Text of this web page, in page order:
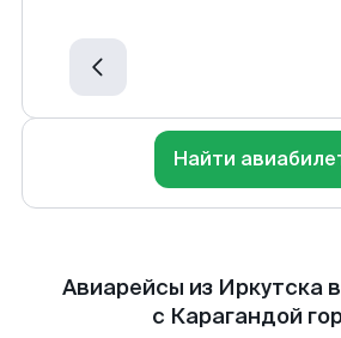
Найти
Авиарейсы из Иркутска
с Карагандой